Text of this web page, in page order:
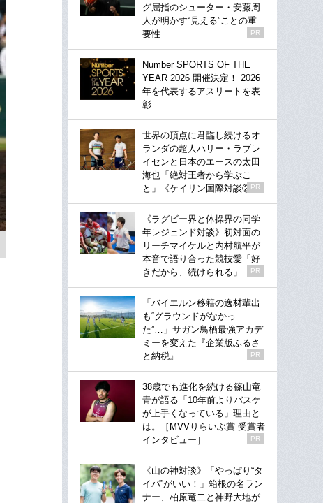
グ屈指のシューター・安藤周
人が明かす“見える”ことの重
要性
PR
Number SPORTS OF THE
YEAR 2026 開催決定！ 2026
年を代表するアスリートを表
彰
世界の頂点に君臨し続けるオ
ランダの超人ハリー・ラブレ
イセンと日本のエースの太田
海也「絶対王者から学ぶこ
と」《ケイリン国際対談②》
PR
《ラグビー界と体操界の同学
年レジェンド対談》初対面の
リーチマイケルと内村航平が
本音で語り合った競技愛「好
きだから、続けられる」
PR
「バイエルン移籍の逸材輩出
も“グラウンドがなかっ
た”…」サガン鳥栖最強アカデ
ミーを変えた『企業版ふるさ
と納税』
PR
38歳でも進化を続ける篠山竜
青が語る「10年前よりバスケ
が上手くなっている」理由と
は。［MVVりらいぶ賞 受賞者
インタビュー］
PR
《山の神対談》「やっぱり“タ
イパ”がいい！」箱根の名ラン
ナー、柏原竜二と神野大地が